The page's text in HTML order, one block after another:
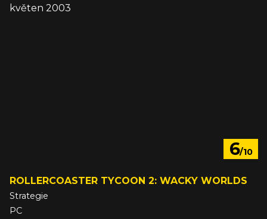
květen 2003
6/10
ROLLERCOASTER TYCOON 2: WACKY WORLDS
Strategie
PC